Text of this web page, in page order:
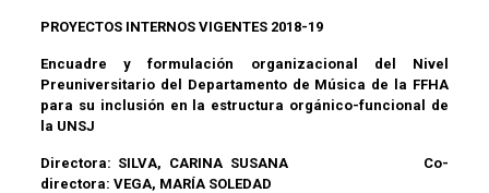
PROYECTOS INTERNOS VIGENTES 2018-19
Encuadre y formulación organizacional del Nivel
Preuniversitario del Departamento de Música de la FFHA
para su inclusión en la estructura orgánico-funcional de
la UNSJ
Directora: SILVA, CARINA SUSANA Co-
directora: VEGA, MARÍA SOLEDAD